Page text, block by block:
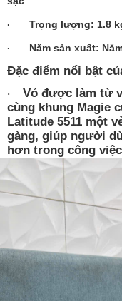
· Trọng lượng: 1.8
· Năm sản xuất:
Đặc điểm nổi bật
·
Vỏ được làm từ
cùng khung Magie
Latitude 5511 một
gàng, giúp người
hơn trong công